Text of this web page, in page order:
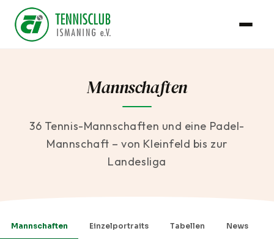
Mannschaften
36 Tennis-Mannschaften und eine Padel-
Mannschaft – von Kleinfeld bis zur
Landesliga
Mannschaften Einzelportraits Tabellen News